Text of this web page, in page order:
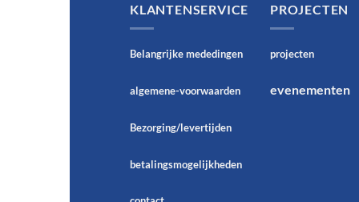
KLANTENSERVICE
Belangrijke mededingen
algemene-voorwaarden
Bezorging/levertijden
betalingsmogelijkheden
PROJECTEN
projecten
evenementen